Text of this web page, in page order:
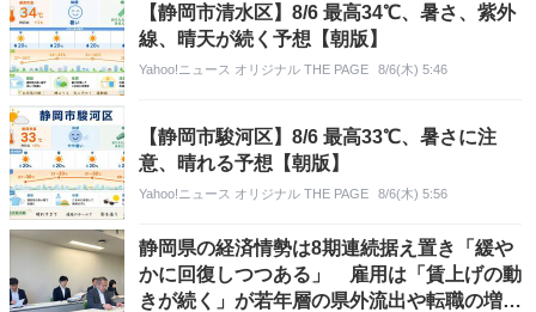
【静岡市清水区】8/6 最高34℃、暑さ、紫外
線、晴天が続く予想【朝版】
Yahoo!ニュース オリジナル THE PAGE 8/6(木) 5:46
【静岡市駿河区】8/6 最高33℃、暑さに注
意、晴れる予想【朝版】
Yahoo!ニュース オリジナル THE PAGE 8/6(木) 5:56
静岡県の経済情勢は8期連続据え置き「緩や
かに回復しつつある」 雇用は「賃上げの動
きが続く」が若年層の県外流出や転職の増加